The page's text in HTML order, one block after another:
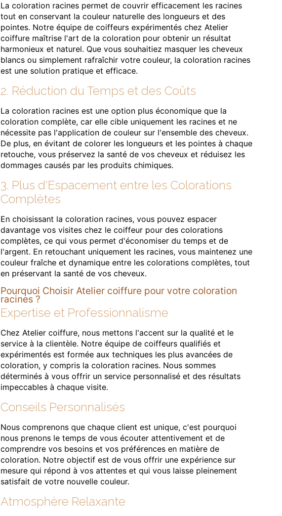
La coloration racines permet de couvrir efficacement les racines
tout en conservant la couleur naturelle des longueurs et des
pointes. Notre équipe de coiffeurs expérimentés chez Atelier
coiffure maîtrise l'art de la coloration pour obtenir un résultat
harmonieux et naturel. Que vous souhaitiez masquer les cheveux
blancs ou simplement rafraîchir votre couleur, la coloration racines
est une solution pratique et efficace.
2. Réduction du Temps et des Coûts
La coloration racines est une option plus économique que la
coloration complète, car elle cible uniquement les racines et ne
nécessite pas l'application de couleur sur l'ensemble des cheveux.
De plus, en évitant de colorer les longueurs et les pointes à chaque
retouche, vous préservez la santé de vos cheveux et réduisez les
dommages causés par les produits chimiques.
3. Plus d'Espacement entre les Colorations
Complètes
En choisissant la coloration racines, vous pouvez espacer
davantage vos visites chez le coiffeur pour des colorations
complètes, ce qui vous permet d'économiser du temps et de
l'argent. En retouchant uniquement les racines, vous maintenez une
couleur fraîche et dynamique entre les colorations complètes, tout
en préservant la santé de vos cheveux.
Pourquoi Choisir Atelier coiffure pour votre coloration
racines ?
Expertise et Professionnalisme
Chez Atelier coiffure, nous mettons l'accent sur la qualité et le
service à la clientèle. Notre équipe de coiffeurs qualifiés et
expérimentés est formée aux techniques les plus avancées de
coloration, y compris la coloration racines. Nous sommes
déterminés à vous offrir un service personnalisé et des résultats
impeccables à chaque visite.
Conseils Personnalisés
Nous comprenons que chaque client est unique, c'est pourquoi
nous prenons le temps de vous écouter attentivement et de
comprendre vos besoins et vos préférences en matière de
coloration. Notre objectif est de vous offrir une expérience sur
mesure qui répond à vos attentes et qui vous laisse pleinement
satisfait de votre nouvelle couleur.
Atmosphère Relaxante